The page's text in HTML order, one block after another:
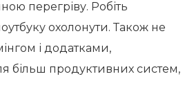
перегріву. Робіть
охолонути. Також не
і додатками,
більш продуктивних систем,